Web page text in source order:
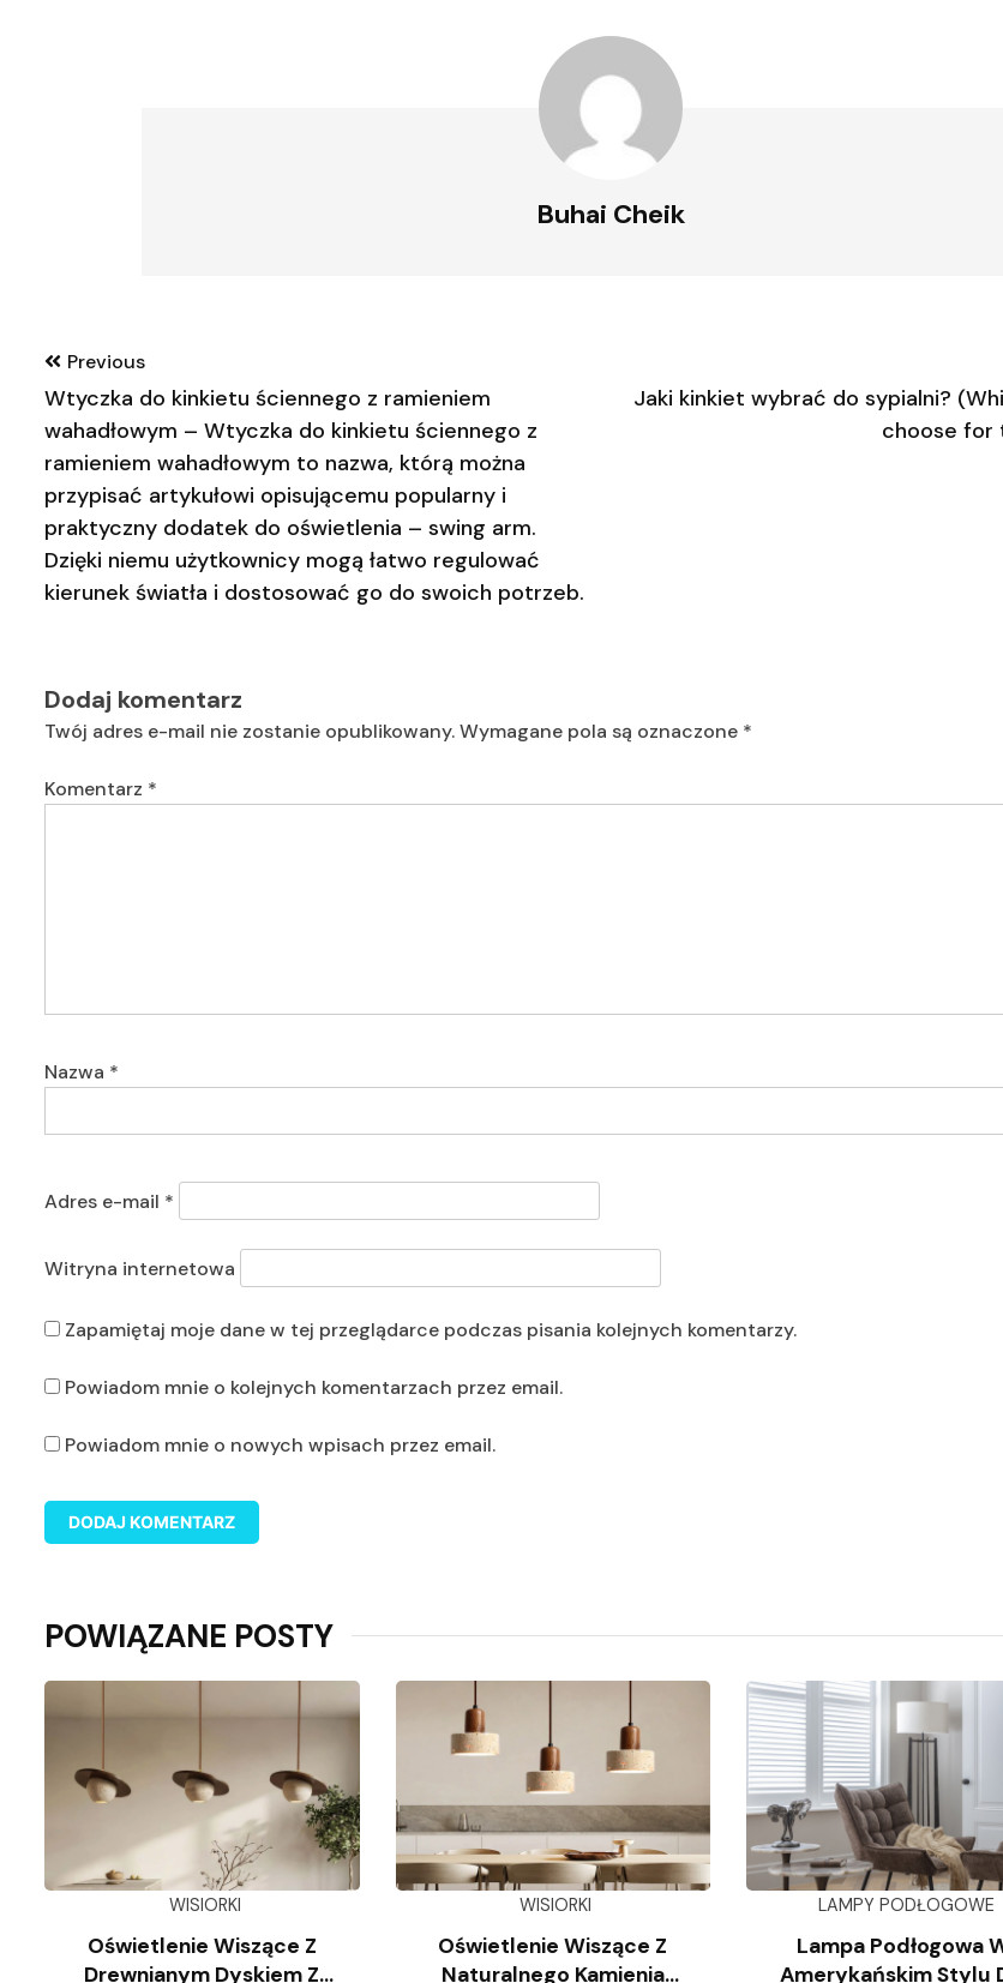
Buhai Cheik
Nawigacja
wpisu
Previous
Wtyczka do kinkietu ściennego z ramieniem
wahadłowym – Wtyczka do kinkietu ściennego z
ramieniem wahadłowym to nazwa, którą można
przypisać artykułowi opisującemu popularny i
praktyczny dodatek do oświetlenia – swing arm.
Dzięki niemu użytkownicy mogą łatwo regulować
kierunek światła i dostosować go do swoich potrzeb.
Jaki kinkiet wybrać do sypialni?
choose for
Dodaj komentarz
Twój adres e-mail nie zostanie opublikowany.Wymagane pola są oznaczone *
Komentarz *
Nazwa *
Adres e-mail *
Witryna internetowa
Zapamiętaj moje dane w tej przeglądarce podczas pisania kolejnych komentarzy.
Powiadom mnie o kolejnych komentarzach przez email.
Powiadom mnie o nowych wpisach przez email.
POWIĄZANE POSTY
WISIORKI
Oświetlenie Wiszące Z
Drewnianym Dyskiem Z
WISIORKI
Oświetlenie Wiszące Z
Naturalnego Kamienia
LAMPY PODŁOGOWE
Lampa Podłogowa
Amerykańskim Stylu